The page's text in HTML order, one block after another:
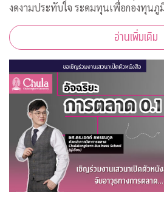
งดงามประทับใจ ระดมทุนเพื่อกองทุนภู
อ่านเพิ่มเติม